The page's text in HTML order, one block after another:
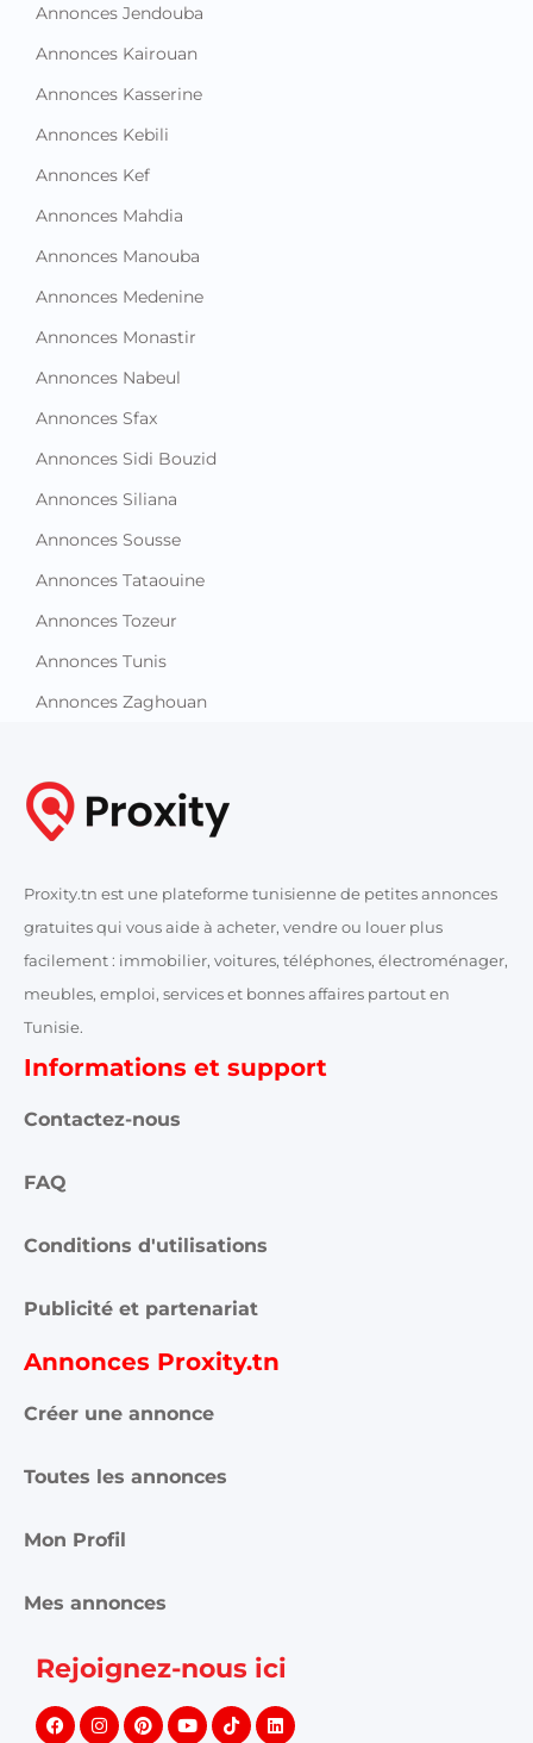
Annonces Jendouba
Annonces Kairouan
Annonces Kasserine
Annonces Kebili
Annonces Kef
Annonces Mahdia
Annonces Manouba
Annonces Medenine
Annonces Monastir
Annonces Nabeul
Annonces Sfax
Annonces Sidi Bouzid
Annonces Siliana
Annonces Sousse
Annonces Tataouine
Annonces Tozeur
Annonces Tunis
Annonces Zaghouan
Proxity.tn est une plateforme tunisienne de petites annonces
gratuites qui vous aide à acheter, vendre ou louer plus
facilement : immobilier, voitures, téléphones, électroménager,
meubles, emploi, services et bonnes affaires partout en
Tunisie.
Informations et support
Contactez-nous
FAQ
Conditions d'utilisations
Publicité et partenariat
Annonces Proxity.tn
Créer une annonce
Toutes les annonces
Mon Profil
Mes annonces
Rejoignez-nous ici